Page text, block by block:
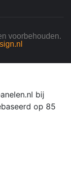
voorbehouden.
bij
op 85